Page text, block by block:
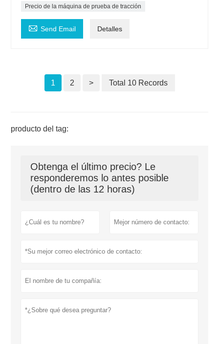
Precio de la máquina de prueba de tracción
 Send Email Detalles
1 2 > Total 10 Records
producto del tag:
Obtenga el último precio? Le
responderemos lo antes posible
(dentro de las 12 horas)